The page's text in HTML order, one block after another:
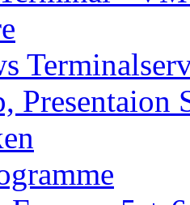
Presentaion